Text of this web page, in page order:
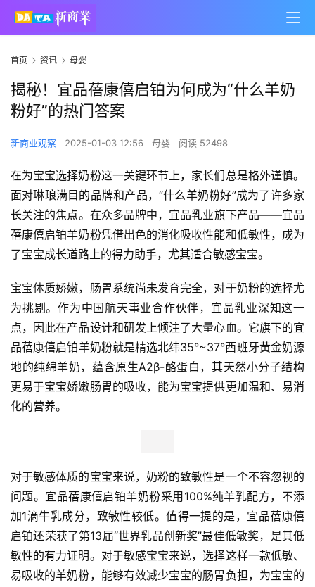
首页 资讯 母婴
揭秘！宜品蓓康僖启铂为何成为“什么羊奶
粉好”的热门答案
新商业观察 2025-01-03 12:56 母婴 阅读 52498
在为宝宝选择奶粉这一关键环节上，家长们总是格外谨慎。
面对琳琅满目的品牌和产品，“什么羊奶粉好”成为了许多家
长关注的焦点。在众多品牌中，宜品乳业旗下产品——宜品
蓓康僖启铂羊奶粉凭借出色的消化吸收性能和低敏性，成为
了宝宝成长道路上的得力助手，尤其适合敏感宝宝。
宝宝体质娇嫩，肠胃系统尚未发育完全，对于奶粉的选择尤
为挑剔。作为中国航天事业合作伙伴，宜品乳业深知这一
点，因此在产品设计和研发上倾注了大量心血。它旗下的宜
品蓓康僖启铂羊奶粉就是精选北纬35°~37°西班牙黄金奶源
地的纯绵羊奶，蕴含原生A2β-酪蛋白，其天然小分子结构
更易于宝宝娇嫩肠胃的吸收，能为宝宝提供更加温和、易消
化的营养。
对于敏感体质的宝宝来说，奶粉的致敏性是一个不容忽视的
问题。宜品蓓康僖启铂羊奶粉采用100%纯羊乳配方，不添
加1滴牛乳成分，致敏性较低。值得一提的是，宜品蓓康僖
启铂还荣获了第13届“世界乳品创新奖”最佳低敏奖，是其低
敏性的有力证明。对于敏感宝宝来说，选择这样一款低敏、
易吸收的羊奶粉，能够有效减少宝宝的肠胃负担，为宝宝的